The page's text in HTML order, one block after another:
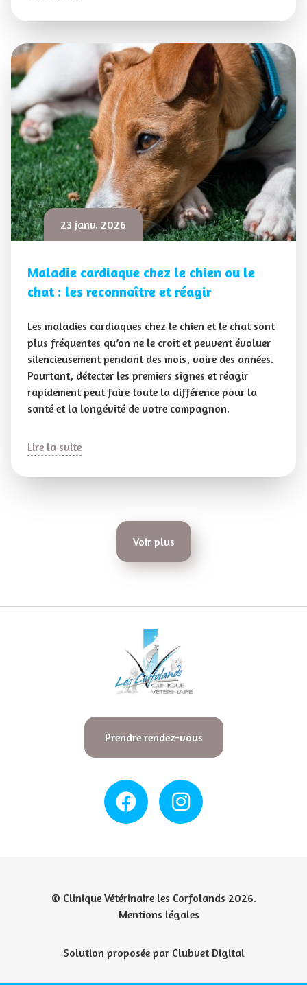
23 janv. 2026
Maladie cardiaque chez le chien ou le
chat : les reconnaître et réagir
Les maladies cardiaques chez le chien et le chat sont
plus fréquentes qu’on ne le croit et peuvent évoluer
silencieusement pendant des mois, voire des années.
Pourtant, détecter les premiers signes et réagir
rapidement peut faire toute la différence pour la
santé et la longévité de votre compagnon.
Lire la suite
Voir plus
Prendre rendez-vous
© Clinique Vétérinaire les Corfolands 2026.
Mentions légales
Solution proposée par Clubvet Digital